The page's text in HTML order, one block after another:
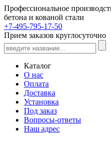
Профессиональное
бетона и кованой стали
+7-495-795-17-50
Прием заказов круглосуточно
Каталог
О нас
Оплата
Доставка
Установка
Под заказ
Вопросы-ответы
Наш адрес